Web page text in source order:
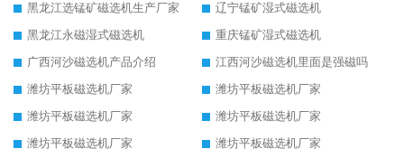
黑龙江选锰矿磁选机生产厂家
辽宁锰矿湿式磁选机
黑龙江永磁湿式磁选机
重庆锰矿湿式磁选机
广西河沙磁选机产品介绍
江西河沙磁选机里面是强磁吗
潍坊平板磁选机厂家
潍坊平板磁选机厂家
潍坊平板磁选机厂家
潍坊平板磁选机厂家
潍坊平板磁选机厂家
潍坊平板磁选机厂家